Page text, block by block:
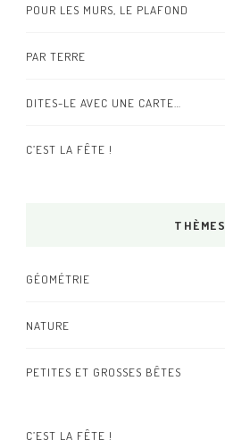
POUR LES MURS, LE PLAFOND
PAR TERRE
DITES-LE AVEC UNE CARTE…
C’EST LA FÊTE !
THÈMES
GÉOMÉTRIE
NATURE
PETITES ET GROSSES BÊTES
C’EST LA FÊTE !